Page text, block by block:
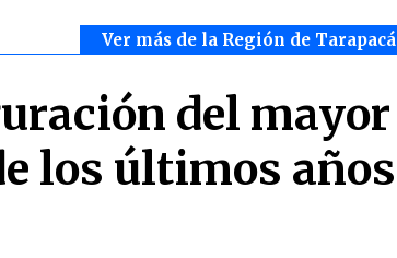
Ver más de la Región de Tarapacá
del mayor
los últimos años